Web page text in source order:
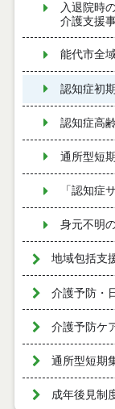
入退院時
介護支援
能代市全
認知症初
認知症高
通所型短
「認知症
身元不明
地域包括支
介護予防・
介護予防ケ
通所型短期
成年後見制